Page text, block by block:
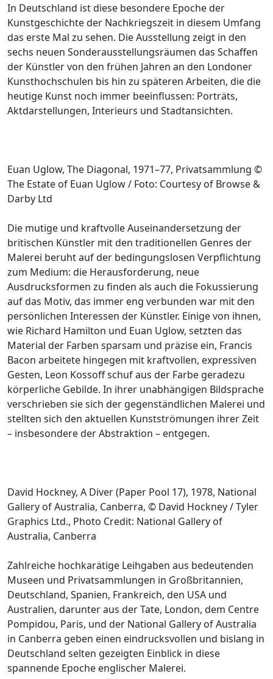
In Deutschland ist diese besondere Epoche der
Kunstgeschichte der Nachkriegszeit in diesem Umfang
das erste Mal zu sehen. Die Ausstellung zeigt in den
sechs neuen Sonderausstellungsräumen das Schaffen
der Künstler von den frühen Jahren an den Londoner
Kunsthochschulen bis hin zu späteren Arbeiten, die die
heutige Kunst noch immer beeinflussen: Porträts,
Aktdarstellungen, Interieurs und Stadtansichten.
Euan Uglow, The Diagonal, 1971–77, Privatsammlung ©
The Estate of Euan Uglow / Foto: Courtesy of Browse &
Darby Ltd
Die mutige und kraftvolle Auseinandersetzung der
britischen Künstler mit den traditionellen Genres der
Malerei beruht auf der bedingungslosen Verpflichtung
zum Medium: die Herausforderung, neue
Ausdrucksformen zu finden als auch die Fokussierung
auf das Motiv, das immer eng verbunden war mit den
persönlichen Interessen der Künstler. Einige von ihnen,
wie Richard Hamilton und Euan Uglow, setzten das
Material der Farben sparsam und präzise ein, Francis
Bacon arbeitete hingegen mit kraftvollen, expressiven
Gesten, Leon Kossoff schuf aus der Farbe geradezu
körperliche Gebilde. In ihrer unabhängigen Bildsprache
verschrieben sie sich der gegenständlichen Malerei und
stellten sich den aktuellen Kunstströmungen ihrer Zeit
– insbesondere der Abstraktion – entgegen.
David Hockney, A Diver (Paper Pool 17), 1978, National
Gallery of Australia, Canberra, © David Hockney / Tyler
Graphics Ltd., Photo Credit: National Gallery of
Australia, Canberra
Zahlreiche hochkarätige Leihgaben aus bedeutenden
Museen und Privatsammlungen in Großbritannien,
Deutschland, Spanien, Frankreich, den USA und
Australien, darunter aus der Tate, London, dem Centre
Pompidou, Paris, und der National Gallery of Australia
in Canberra geben einen eindrucksvollen und bislang in
Deutschland selten gezeigten Einblick in diese
spannende Epoche englischer Malerei.